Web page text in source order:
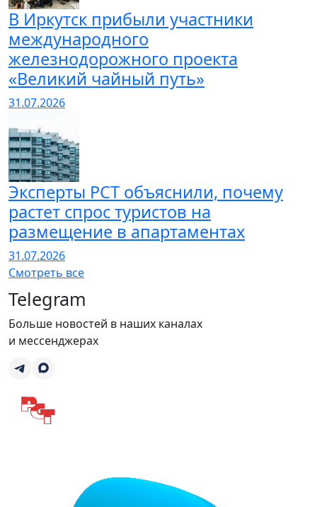
В Иркутск прибыли участники
международного
железнодорожного проекта
«Великий чайный путь»
31.07.2026
Эксперты РСТ объяснили, почему
растет спрос туристов на
размещение в апартаментах
31.07.2026
Смотреть все
Telegram
Больше новостей в наших каналах
и мессенджерах